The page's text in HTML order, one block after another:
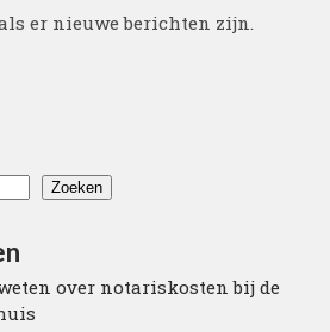
er nieuwe berichten zijn.
Zoeken
over notariskosten bij de